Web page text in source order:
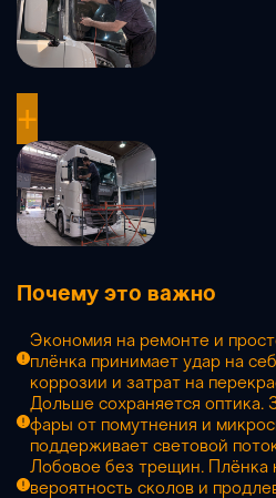
+
Почему это важно
Экономия на ремонте и
плёнка принимает удар на
коррозии и затрат на
Дольше сохраняется оптика.
фары от помутнения и
поддерживает световой
Лобовое без трещин. Плёнка
вероятность сколов и